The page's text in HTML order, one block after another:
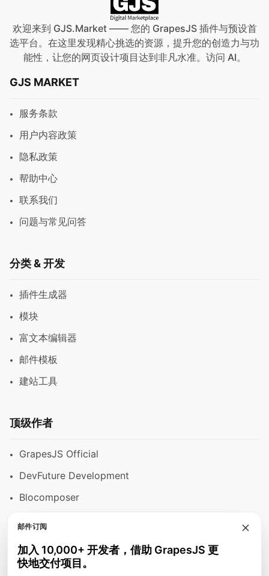
欢迎来到 GJS.Market —— 您的 GrapesJS 插件与预设首
选平台。在这里发现精心挑选的资源，提升您的创造力与功
能性，让您的网页设计项目达到非凡水准。访问 AI。
GJS MARKET
服务条款
用户内容政策
隐私政策
帮助中心
联系我们
问题与常见问答
分类 & 开发
插件生成器
模块
富文本编辑器
邮件模板
建站工具
顶级作者
GrapesJS Official
DevFuture Development
Blocomposer
安全支付方式
邮件订阅
加入 10,000+ 开发者，借助 GrapesJS 更
快地交付项目。